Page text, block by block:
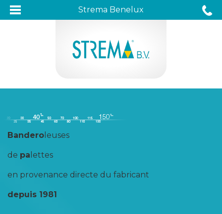
Strema Benelux
Bandero leuses
de pa lettes
en provenance directe du fabricant
depuis 1981